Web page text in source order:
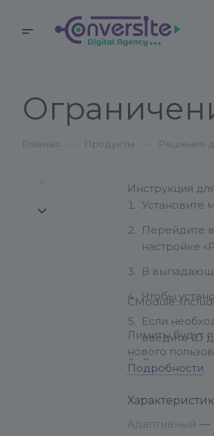
Главная Продукты Решения
Инструкция
Установите
Перейдите в
настройке
В
Чтобы
Если
введите ID
Сохраните
Лимиты будут
нового
(рабочие дни с
Подробности
Адаптивный —